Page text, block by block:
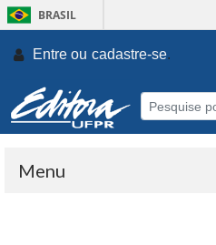
BRASIL
Entre ou cadastre-se.
Menu